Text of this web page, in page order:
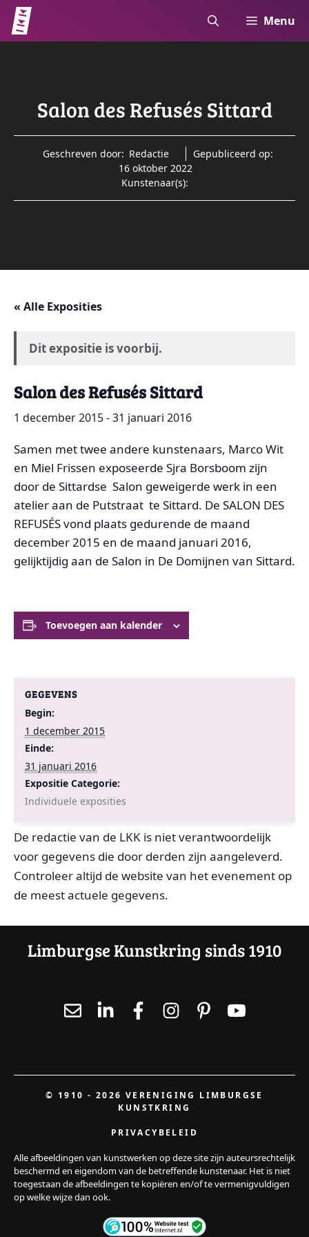
naar
de
Menu
Salon des Refusés Sittard
Geschreven door: Redactie
Gepubliceerd op:
16 oktober 2022
Kunstenaar(s):
« Alle Exposities
Dit expositie is voorbij.
Salon des Refusés Sittard
1 december 2015-31 januari 2016
Samen met twee andere kunstenaars, Marco Wit
en Miel Frissen exposeerde Sjra Borsboom zijn
door de Sittardse Salon geweigerde werk in een
atelier aan de Putstraat te Sittard. De SALON DES
REFUSÉS vond plaats gedurende de maand
december 2015 en de maand januari 2016,
gelijktijdig aan de Salon in De Domijnen van Sittard.
Toevoegen aan kalender
GEGEVENS
Begin:
1 december 2015
Einde:
31 januari 2016
Expositie Categorie:
Individuele exposities
De redactie van de LKK is niet verantwoordelijk
voor gegevens die door derden zijn aangeleverd.
Controleer altijd de website van het evenement op
de meest actuele gegevens.
Limburgse Kunstkring sinds 1910
© 1910 - 2026 VERENIGING LIMBURGSE
KUNSTKRING
PRIVACYBELEID
Alle afbeeldingen van kunstwerken op deze site zijn auteursrechtelijk
beschermd en eigendom van de betreffende kunstenaar. Het is niet
toegestaan de afbeeldingen te kopiëren en/of te vermenigvuldigen
op welke wijze dan ook.